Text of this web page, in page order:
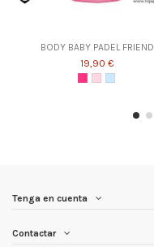
BODY BABY PADEL FRIEND
19,90 €
Tenga en cuenta
Contactar